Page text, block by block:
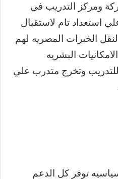
ومركز التدريب في
استعداد تام لاستقبال
لنقل الخبرات المصريه لهم
البشريه
للتدريب وتخرج متدرب علي
توفر كل الدعم